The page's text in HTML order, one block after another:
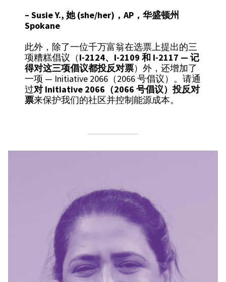
– Susie Y., 她 (she/her)，AP，华盛顿州
Spokane
此外，除了一位千万富翁在选票上提出的三
项糟糕倡议（I-2124、I-2109 和 I-2117 — 记
得对这三项倡议都投反对票）外，还增加了
一项 — Initiative 2066（2066 号倡议）。请通
过对 Initiative 2066（2066 号倡议）投反对
票来保护我们的社区并控制能源成本。